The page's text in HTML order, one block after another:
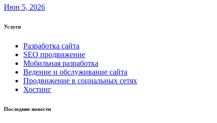
Июн 5, 2026
Услуги
Разработка сайта
SEO продвижение
Мобильная разработка
Ведение и обслуживание сайта
Продвижение в социальных сетях
Хостинг
Последние новости